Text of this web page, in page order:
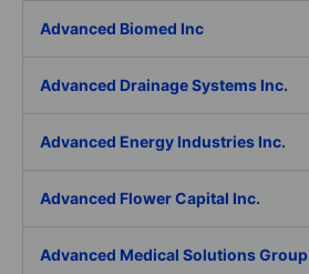
Advanced Biomed Inc
Advanced Drainage Systems Inc.
Advanced Energy Industries Inc.
Advanced Flower Capital Inc.
Advanced Medical Solutions Group